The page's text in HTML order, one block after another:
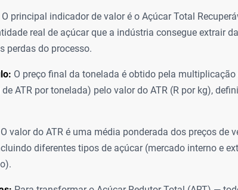
O principal indicador de valor é o Açúcar Total
real de açúcar que a indústria consegue extrair
perdas do processo.
O preço final da tonelada é obtido pela
ATR por tonelada) pelo valor do ATR (R por kg),
O valor do ATR é uma média ponderada dos preços de
diferentes tipos de açúcar (mercado interno e